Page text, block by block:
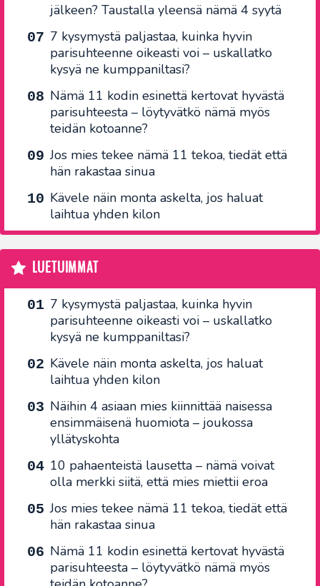
jälkeen? Taustalla yleensä nämä 4 syytä
7 kysymystä paljastaa, kuinka hyvin
parisuhteenne oikeasti voi – uskallatko
kysyä ne kumppaniltasi?
Nämä 11 kodin esinettä kertovat hyvästä
parisuhteesta – löytyvätkö nämä myös
teidän kotoanne?
Jos mies tekee nämä 11 tekoa, tiedät että
hän rakastaa sinua
Kävele näin monta askelta, jos haluat
laihtua yhden kilon
LUETUIMMAT
7 kysymystä paljastaa, kuinka hyvin
parisuhteenne oikeasti voi – uskallatko
kysyä ne kumppaniltasi?
Kävele näin monta askelta, jos haluat
laihtua yhden kilon
Näihin 4 asiaan mies kiinnittää naisessa
ensimmäisenä huomiota – joukossa
yllätyskohta
10 pahaenteistä lausetta – nämä voivat
olla merkki siitä, että mies miettii eroa
Jos mies tekee nämä 11 tekoa, tiedät että
hän rakastaa sinua
Nämä 11 kodin esinettä kertovat hyvästä
parisuhteesta – löytyvätkö nämä myös